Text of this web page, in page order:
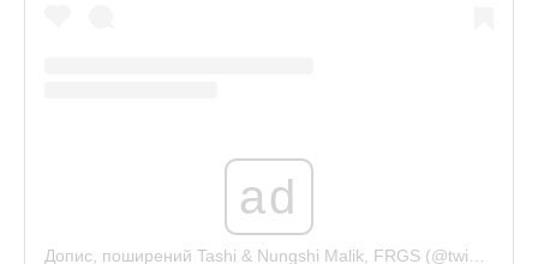
ad
Допис, поширений Tashi & Nungshi Malik, FRGS (@twinclimbers)